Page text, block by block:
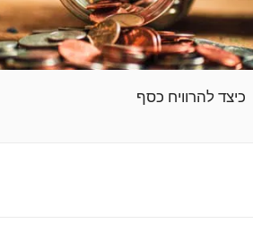
כיצד להרוויח כסף